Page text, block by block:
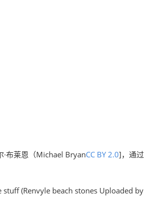
布莱恩（Michael BryanCC BY 2.0]，通过
stuff (Renvyle beach stones Uploaded by